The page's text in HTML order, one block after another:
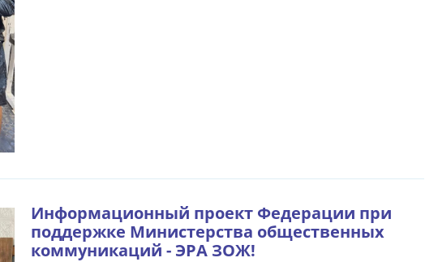
Информационный проект Федерации при
поддержке Министерства общественных
коммуникаций - ЭРА ЗОЖ!